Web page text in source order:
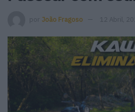
por João Fragoso 12 Abril,